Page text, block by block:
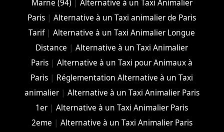
Marne (94)
Alternative à un Taxi Animalier
Paris |Alternative à un Taxi animalier de Paris
Tarif|Alternative à un Taxi Animalier Longue
Distance |Alternative à un Taxi Animalier
Paris |Alternative à un Taxi pour Animaux à
Paris | Réglementation Alternative à un Taxi
animalier| Alternative à un Taxi Animalier Paris
1er |Alternative à un Taxi Animalier Paris
2eme | Alternative à un Taxi Animalier Paris